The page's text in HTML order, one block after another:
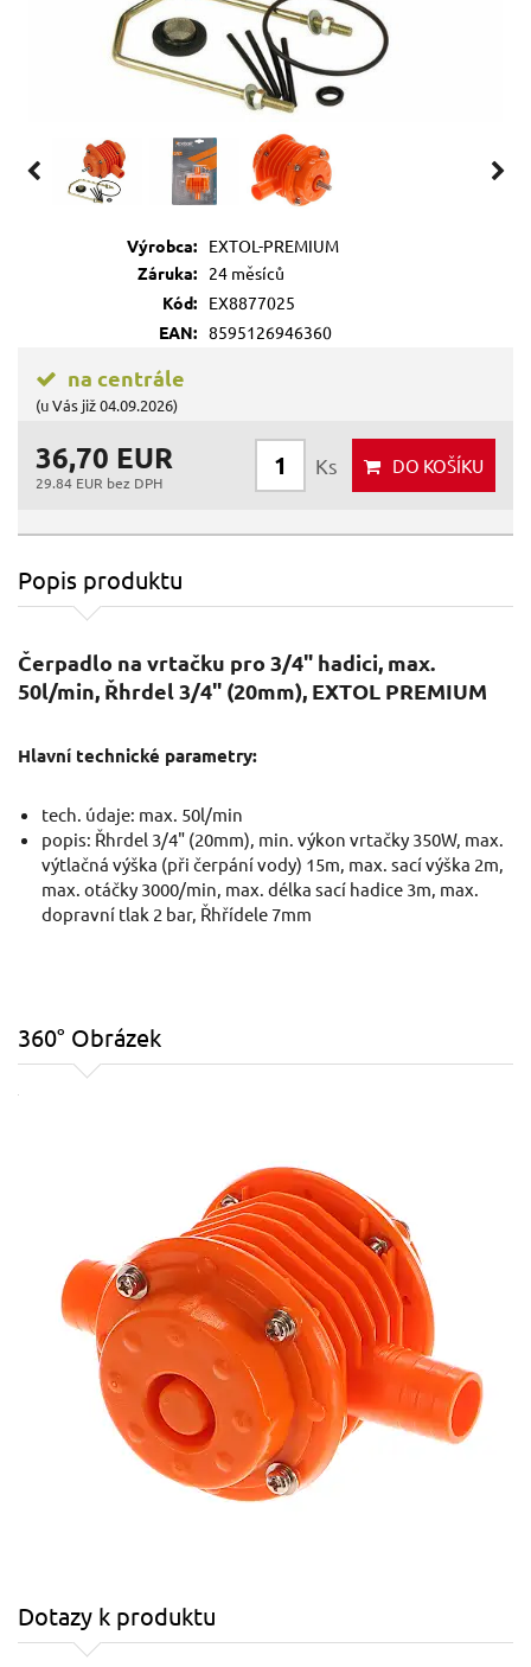
Výrobca:
EXTOL-PREMIUM
Záruka:
24 měsíců
Kód:
EX8877025
EAN: 8595126946360
na centrále
(u Vás již 04.09.2026)
36,70 EUR
29.84 EUR bez DPH
Ks DO KOŠÍKU
Popis produktu
Čerpadlo na vrtačku pro 3/4" hadici, max.
50l/min, Řhrdel 3/4" (20mm), EXTOL PREMIUM
Hlavní technické parametry:
tech. údaje: max. 50l/min
popis: Řhrdel 3/4" (20mm), min. výkon vrtačky 350W, max.
výtlačná výška (při čerpání vody) 15m, max. sací výška 2m,
max. otáčky 3000/min, max. délka sací hadice 3m, max.
dopravní tlak 2 bar, Řhřídele 7mm
360° Obrázek
Dotazy k produktu